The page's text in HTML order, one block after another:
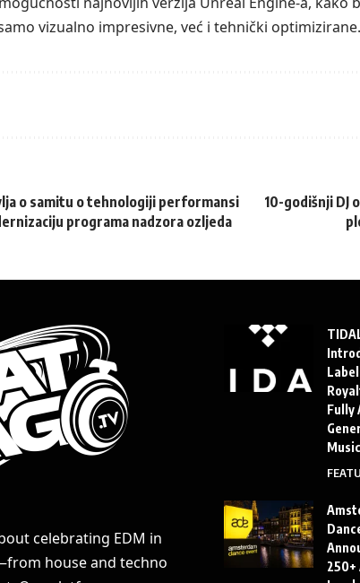
vizualno impresivne, već i tehnički optimizirane.
o samitu o tehnologiji performansi
programa nadzora ozljeda
10-godišnji DJ
celebrating EDM in
house and techno
Fully
Music